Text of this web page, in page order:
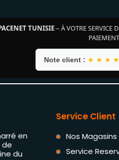
TUNISIE– À VOTRE SERVICE
Note client : ★ ★ ★
en
de
du
Service Client
Nos Magasins
Service